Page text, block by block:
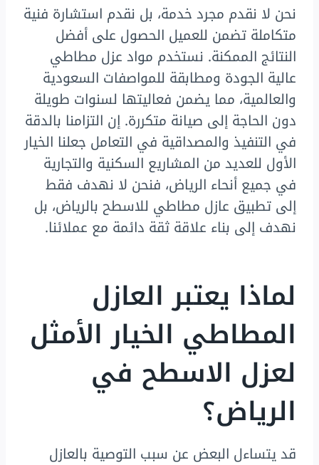
نحن لا نقدم مجرد خدمة، بل نقدم استشارة فنية
متكاملة تضمن للعميل الحصول على أفضل
النتائج الممكنة. نستخدم مواد عزل مطاطي
عالية الجودة ومطابقة للمواصفات السعودية
والعالمية، مما يضمن فعاليتها لسنوات طويلة
دون الحاجة إلى صيانة متكررة. إن التزامنا بالدقة
في التنفيذ والمصداقية في التعامل جعلنا الخيار
الأول للعديد من المشاريع السكنية والتجارية
في جميع أنحاء الرياض، فنحن لا نهدف فقط
إلى تطبيق عازل مطاطي للاسطح بالرياض، بل
نهدف إلى بناء علاقة ثقة دائمة مع عملائنا.
لماذا يعتبر العازل
المطاطي الخيار الأمثل
لعزل الاسطح في
الرياض؟
قد يتساءل البعض عن سبب التوصية بالعازل